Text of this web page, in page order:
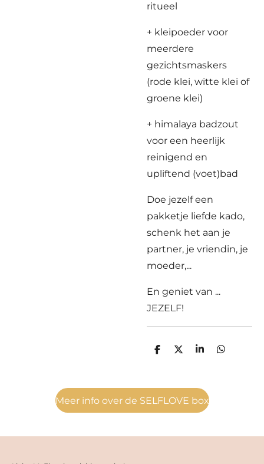
ritueel
+ kleipoeder voor
meerdere
gezichtsmaskers
(rode klei, witte klei of
groene klei)
+ himalaya badzout
voor een heerlijk
reinigend en
upliftend (voet)bad
Doe jezelf een
pakketje liefde kado,
schenk het aan je
partner, je vriendin, je
moeder,...
En geniet van ...
JEZELF!
D
n
D
S
e
D
Meer info over de SELFLOVE box